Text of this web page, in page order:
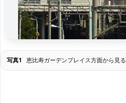
写真1 恵比寿ガーデンプレイス方面から見る